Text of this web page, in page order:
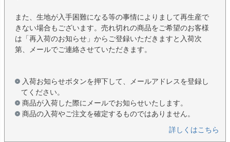
また、生地が入手困難になる等の事情によりまして再生産で
きない場合もございます。売れ切れの商品をご希望のお客様
は「再入荷のお知らせ」からご登録いただきますと入荷次
第、メールでご連絡させていただきます。
入荷お知らせボタンを押下して、メールアドレスを登録し
てください。
商品が入荷した際にメールでお知らせいたします。
商品の入荷やご注文を確定するものではありません。
詳しくはこちら